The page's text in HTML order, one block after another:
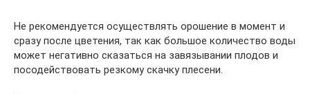
Не рекомендуется осуществлять орошение в момент и
сразу после цветения, так как большое количество воды
может негативно сказаться на завязывании плодов и
посодействовать резкому скачку плесени.